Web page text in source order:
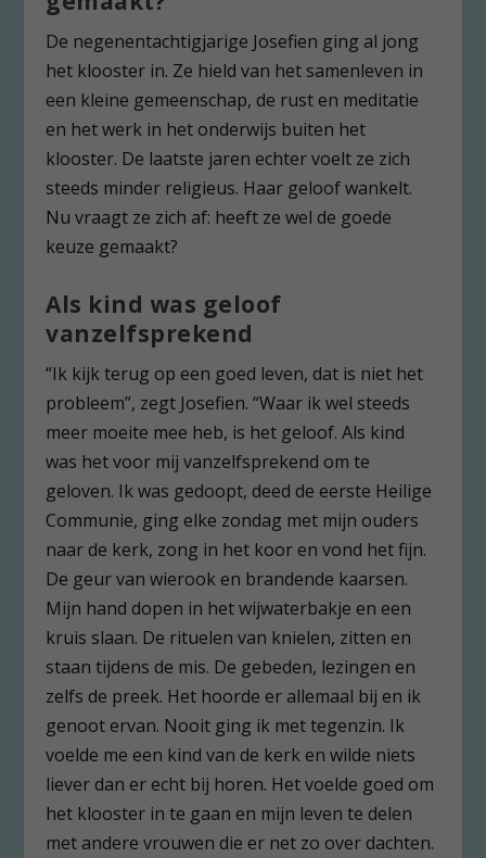
De negenentachtigjarige Josefien ging al jong
het klooster in. Ze hield van het samenleven in
een kleine gemeenschap, de rust en meditatie
en het werk in het onderwijs buiten het
klooster. De laatste jaren echter voelt ze zich
steeds minder religieus. Haar geloof wankelt.
Nu vraagt ze zich af: heeft ze wel de goede
keuze gemaakt?
Als kind was geloof
vanzelfsprekend
“Ik kijk terug op een goed leven, dat is niet het
probleem”, zegt Josefien. “Waar ik wel steeds
meer moeite mee heb, is het geloof. Als kind
was het voor mij vanzelfsprekend om te
geloven. Ik was gedoopt, deed de eerste Heilige
Communie, ging elke zondag met mijn ouders
naar de kerk, zong in het koor en vond het fijn.
De geur van wierook en brandende kaarsen.
Mijn hand dopen in het wijwaterbakje en een
kruis slaan. De rituelen van knielen, zitten en
staan tijdens de mis. De gebeden, lezingen en
zelfs de preek. Het hoorde er allemaal bij en ik
genoot ervan. Nooit ging ik met tegenzin. Ik
voelde me een kind van de kerk en wilde niets
liever dan er echt bij horen. Het voelde goed om
het klooster in te gaan en mijn leven te delen
met andere vrouwen die er net zo over dachten.